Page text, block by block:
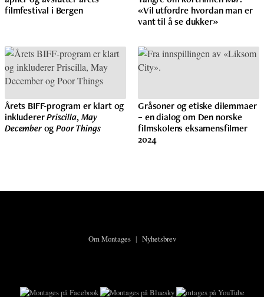
filmfestival i Bergen
«Vil utfordre hvordan man er
vant til å se dukker»
Årets BIFF-program er klart og
inkludererPriscilla,May
DecemberogPoor Things
Gråsoner og etiske dilemmaer
– en dialog om Den norske
filmskolens eksamensfilmer
2024
Om Montages| Nyhetsbrev